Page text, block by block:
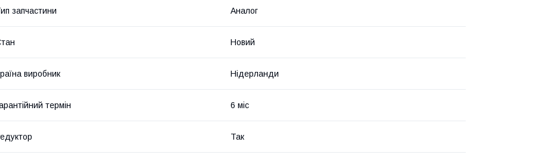
запчастини Аналог
Новий
виробник Нідерланди
термін 6 міс
Так